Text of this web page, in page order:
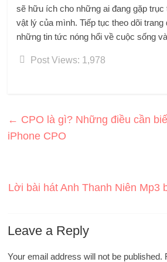
sẽ hữu ích cho những ai đang gặp trục
vật lý của mình. Tiếp tục theo dõi
những tin tức nóng hổi về cuộc sống
Post Views: 1,978
← CPO là gì? Những điều cần
iPhone CPO
Lời bài hát Anh Thanh Niên Mp3
Leave a Reply
Your email address will not be published.